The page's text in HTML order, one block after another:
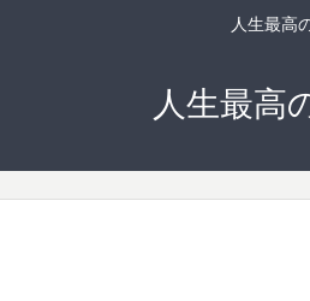
人生最高
人生最高